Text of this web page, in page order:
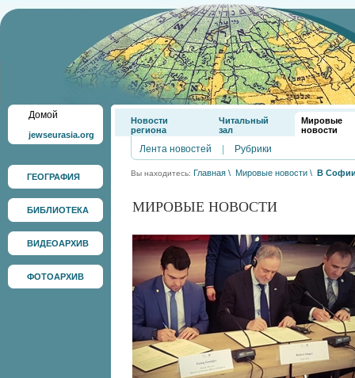
Домой
jewseurasia.org
ГЕОГРАФИЯ
БИБЛИОТЕКА
ВИДЕОАРХИВ
ФОТОАРХИВ
Новости
региона
Читальный
зал
Мировые
новости
Лента новостей Рубрики
Вы находитесь: Главная \ Мировые новости \ В Софии
МИРОВЫЕ НОВОСТИ